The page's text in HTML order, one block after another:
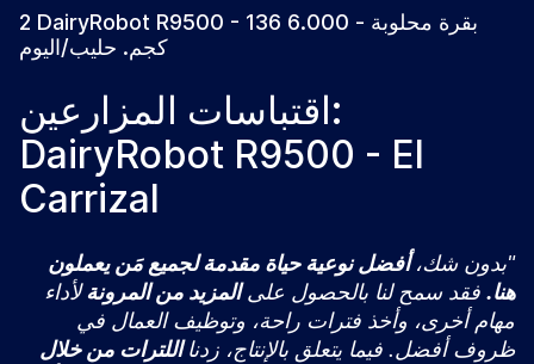
2 DairyRobot R9500 - 136 بقرة محلوبة - 6.000
كجم. حليب/اليوم
اقتباسات المزارعين:
DairyRobot R9500 - El
Carrizal
"بدون شك،أفضل نوعية حياة مقدمة لجميع مَن يعملون
هنا. فقد سمح لنا بالحصول علىالمزيد من المرونةلأداء
مهام أخرى، وأخذ فترات راحة، وتوظيف العمال في
ظروف أفضل. فيما يتعلق بالإنتاج، زدنااللترات من خلال